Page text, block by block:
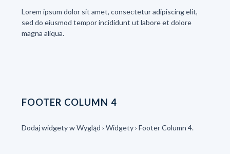
Lorem ipsum dolor sit amet, consectetur adipiscing elit,
sed do eiusmod tempor incididunt ut labore et dolore
magna aliqua.
FOOTER COLUMN 4
Dodaj widgety w Wygląd › Widgety › Footer Column 4.